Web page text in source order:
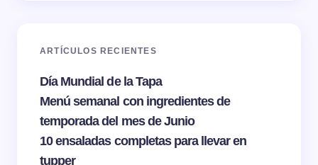
ARTÍCULOS RECIENTES
Día Mundial de la Tapa
Menú semanal con ingredientes de
temporada del mes de Junio
10 ensaladas completas para llevar en
tupper